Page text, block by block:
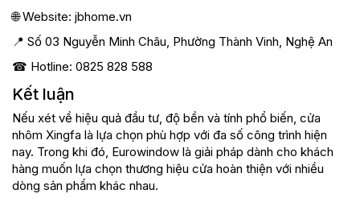
🌐 Website: jbhome.vn
📍 Số 03 Nguyễn Minh Châu, Phường Thành Vinh, Nghệ An
☎ Hotline: 0825 828 588
Kết luận
Nếu xét về hiệu quả đầu tư, độ bền và tính phổ biến, cửa
nhôm Xingfa là lựa chọn phù hợp với đa số công trình hiện
nay. Trong khi đó, Eurowindow là giải pháp dành cho khách
hàng muốn lựa chọn thương hiệu cửa hoàn thiện với nhiều
dòng sản phẩm khác nhau.